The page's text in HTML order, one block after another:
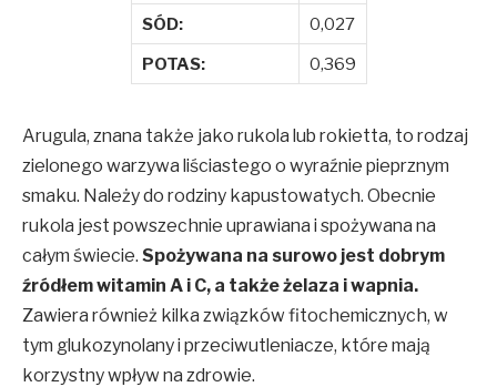
SÓD:
0,027
POTAS:
0,369
Arugula, znana także jako rukola lub rokietta, to rodzaj
zielonego warzywa liściastego o wyraźnie pieprznym
smaku. Należy do rodziny kapustowatych. Obecnie
rukola jest powszechnie uprawiana i spożywana na
całym świecie. Spożywana na surowo jest dobrym
źródłem witamin A i C, a także żelaza i wapnia.
Zawiera również kilka związków fitochemicznych, w
tym glukozynolany i przeciwutleniacze, które mają
korzystny wpływ na zdrowie.